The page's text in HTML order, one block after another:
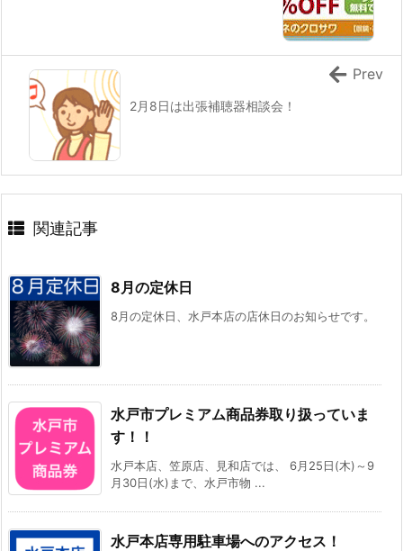
2月8日は出張補聴器相談会！
Prev
関連記事
8月の定休日
8月の定休日、水戸本店の店休日のお知らせです。
水戸市プレミアム商品券取り扱っていま
す！！
水戸本店、笠原店、見和店では、 6月25日(木)～9
月30日(水)まで、水戸市物 ...
水戸本店専用駐車場へのアクセス！